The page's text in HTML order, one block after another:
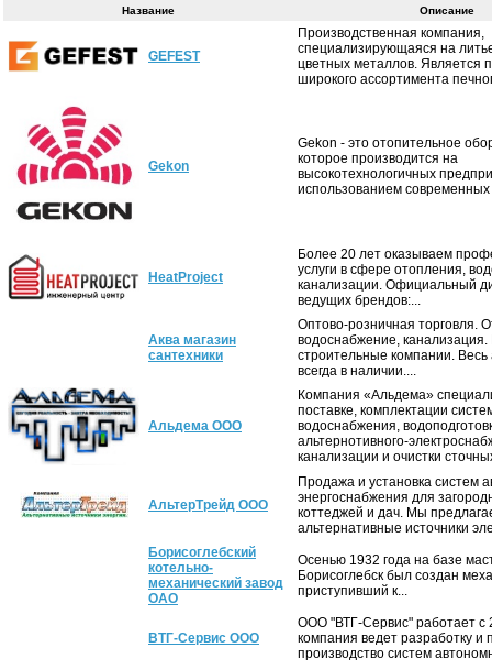
Название Описание
GEFEST
Производственная компания,
специализирующаяся на
цветных металлов. Является
широкого ассортимента
Gekon
Gekon - это отопительное
которое производится на
высокотехнологичных
использованием современных
HeatProject
Более 20 лет оказываем
услуги в сфере отопления,
канализации. Официальный
ведущих брендов:...
Аква магазин
сантехники
Оптово-розничная торговля.
водоснабжение, канализация.
строительные компании. Весь
всегда в наличии....
Альдема ООО
Компания «Альдема»
поставке, комплектации
водоснабжения,
альтернотивного-
канализации и очистки
АльтерТрейд OOO
Продажа и установка систем
энергоснабжения для
коттеджей и дач. Мы
альтернативные источники
Борисоглебский
котельно-
механический завод
ОАО
Осенью 1932 года на базе
Борисоглебск был создан
приступивший к...
ВТГ-Сервис ООО
ООО "ВТГ-Сервис" работает с
компания ведет разработку
производство систем